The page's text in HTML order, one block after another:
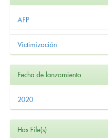
AFP
Victimización
Fecha de lanzamiento
2020
Has File(s)